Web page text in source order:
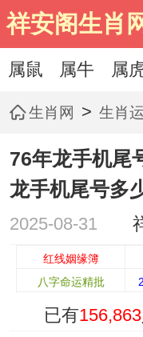
祥安阁生肖
属鼠 属牛 属
生肖网 > 生肖
76年龙手机尾
龙手机尾号多
2025-08-31
红线姻缘簿
八字命运精批
已有156,863